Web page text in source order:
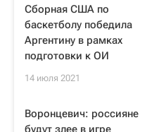
Сборная США по
баскетболу победила
Аргентину в рамках
подготовки к ОИ
14 июля 2021
Воронцевич: россияне
будут злее в игре